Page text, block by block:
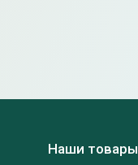
Наши товары